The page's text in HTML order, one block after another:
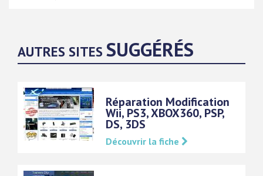
AUTRES SITES SUGGÉRÉS
Réparation Modification
Wii, PS3, XBOX360, PSP,
DS, 3DS
Découvrir la fiche